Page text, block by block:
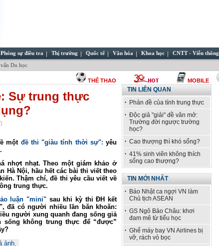
Phóng sự điều tra Thị trường Quốc tế Văn hóa Khoa học CNTT - Viễn thông
Du học
THỂ THAO MOBILE
Sự trung thực
một đề thi "giàu tính thời sự": yêu
nhợt nhạt. Theo một giám khảo ở
Hà Nội, hầu hết các bài thi viết theo
Thậm chí, đề thi yêu cầu viết về
trung thực.
luận "mini" sau khi kỳ thi ĐH kết
đã có người nhiều lần băn khoăn:
người xung quanh đang sống giả
sống không trung thực để “được”
TIN LIÊN QUAN
Phản đề của tính trung thực
Độc giả "giải" đề văn mở:
Trường đời ngược trường
học?
Cao thượng thì khó sống?
41% sinh viên không thích
sống cao thượng?
TIN MỚI NHẤT
Báo Nhật ca ngợi VN làm
Chủ tịch ASEAN
GS Ngô Bảo Châu: khơi
đam mê từ tiểu học
Ghế máy bay VN Airlines bị
vỡ, rách vỏ bọc